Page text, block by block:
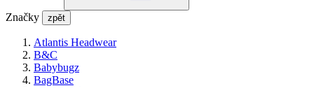
Značky zpět
Atlantis Headwear
B&C
Babybugz
BagBase